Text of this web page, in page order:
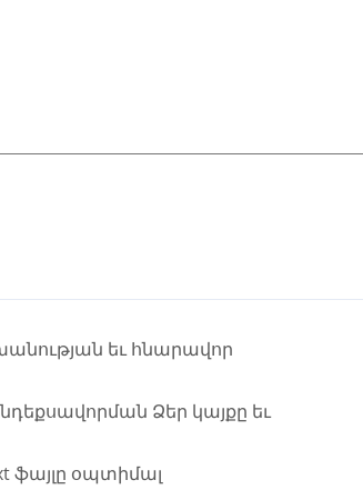
եւ հնարավոր
Ձեր կայքը եւ
ֆայլը օպտիմալ